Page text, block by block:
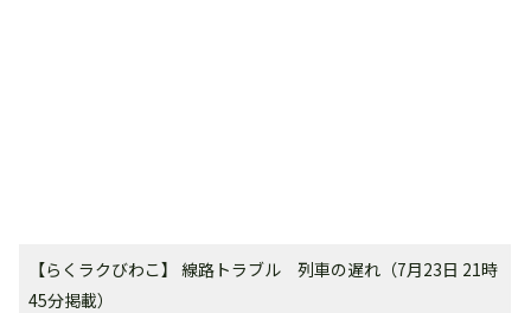
【らくラクびわこ】 線路トラブル 列車の遅れ（7月23日 21時
45分掲載）